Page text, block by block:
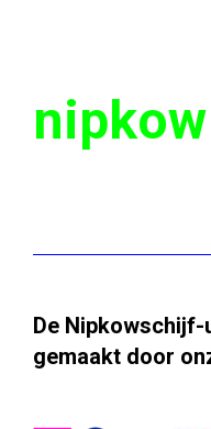
nipkow
De
gemaakt door